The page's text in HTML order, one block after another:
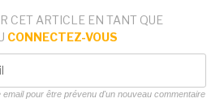
CET ARTICLE EN TANT QUE
CONNECTEZ-VOUS
pour être prévenu d'un nouveau commentaire